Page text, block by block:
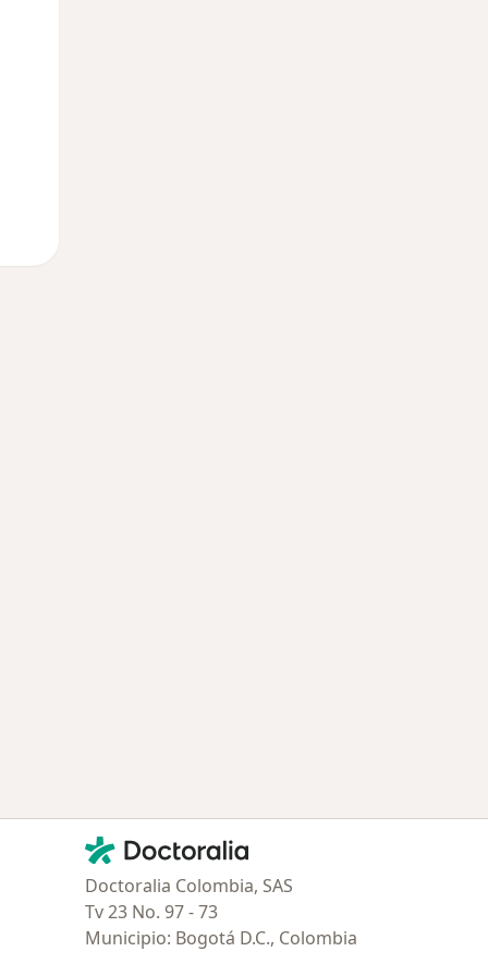
Contacto
Doctoralia - Página de inicio
Doctoralia Colombia, SAS
Tv 23 No. 97 - 73
Municipio: Bogotá D.C., Colombia